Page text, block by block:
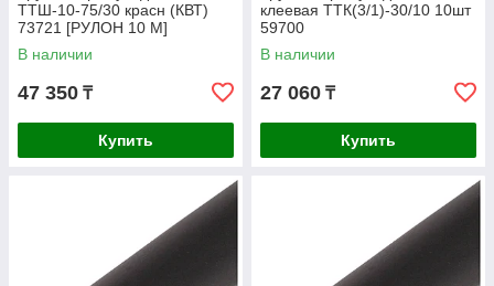
ТТШ-10-75/30 красн (КВТ)
73721 [РУЛОН 10 М]
В наличии
47 350 ₸
Купить
клеевая ТТК(3/1)-30/10 10шт
59700
В наличии
27 060 ₸
Купить